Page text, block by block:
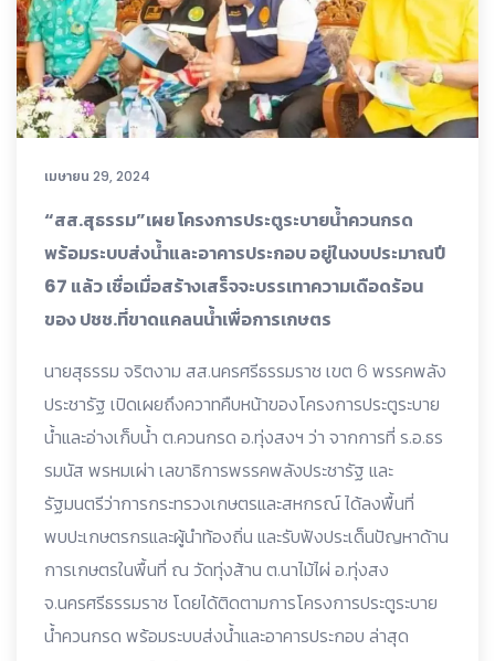
เมษายน 29, 2024
“สส.สุธรรม”เผย โครงการประตูระบายน้ำควนกรด
พร้อมระบบส่งน้ำและอาคารประกอบ อยู่ในงบประมาณปี
67 แล้ว เชื่อเมื่อสร้างเสร็จจะบรรเทาความเดือดร้อน
ของ ปชช.ที่ขาดแคลนน้ำเพื่อการเกษตร
นายสุธรรม จริตงาม สส.นครศรีธรรมราช เขต 6 พรรคพลัง
ประชารัฐ เปิดเผยถึงควาทคืบหน้าของโครงการประตูระบาย
น้ำและอ่างเก็บน้ำ ต.ควนกรด อ.ทุ่งสงฯ ว่า จากการที่ ร.อ.ธร
รมนัส พรหมเผ่า เลขาธิการพรรคพลังประชารัฐ และ
รัฐมนตรีว่าการกระทรวงเกษตรและสหกรณ์ ได้ลงพื้นที่
พบปะเกษตรกรและผู้นำท้องถิ่น และรับฟังประเด็นปัญหาด้าน
การเกษตรในพื้นที่ ณ วัดทุ่งส้าน ต.นาไม้ไผ่ อ.ทุ่งสง
จ.นครศรีธรรมราช โดยได้ติดตามการโครงการประตูระบาย
น้ำควนกรด พร้อมระบบส่งน้ำและอาคารประกอบ ล่าสุด